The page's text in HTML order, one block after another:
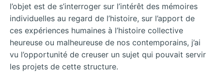
l’objet est de s’interroger sur l’intérêt des mémoires
individuelles au regard de l’histoire, sur l’apport de
ces expériences humaines à l’histoire collective
heureuse ou malheureuse de nos contemporains, j’ai
vu l’opportunité de creuser un sujet qui pouvait servir
les projets de cette structure.